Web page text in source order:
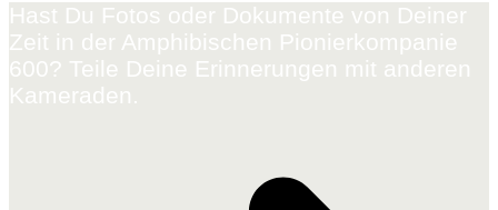
Hast Du Fotos oder Dokumente von Deiner
Zeit in der Amphibischen Pionierkompanie
600? Teile Deine Erinnerungen mit anderen
Kameraden.